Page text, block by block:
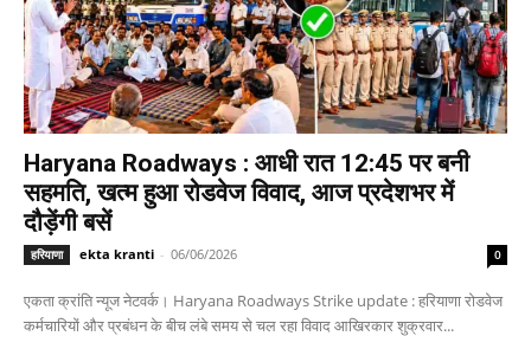
Haryana Roadways : आधी रात 12:45 पर बनी
सहमति, खत्म हुआ रोडवेज विवाद, आज प्रदेशभर में
दौड़ेंगी बसें
हरियाणा ekta kranti - 06/06/2026 0
एकता क्रांति न्यूज नेटवर्क। Haryana Roadways Strike update : हरियाणा रोडवेज
कर्मचारियों और प्रबंधन के बीच लंबे समय से चल रहा विवाद आखिरकार शुक्रवार...